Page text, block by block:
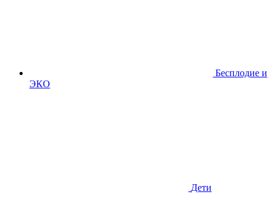
Бесплодие и
ЭКО
Дети